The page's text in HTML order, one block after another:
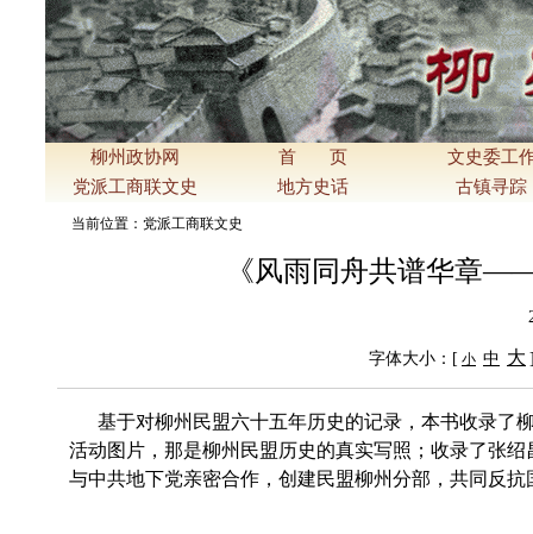
柳州政协网 首 页
文史委工
党派工商联文史
地方史话 古镇寻踪
当前位置： 党派工商联文史
《风雨同舟共谱华章
字体大小：[ 小 中 大
基于对柳州民盟六十五年历史的记录，本书收录了
活动图片，那是柳州民盟历史的真实写照；收录了张
与中共地下党亲密合作，创建民盟柳州分部，共同反